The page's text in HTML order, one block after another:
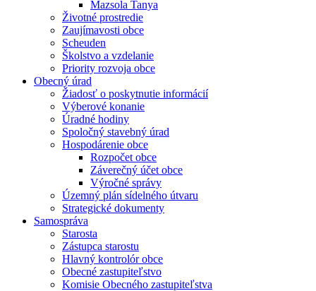
Mazsola Tanya
Životné prostredie
Zaujímavosti obce
Scheuden
Školstvo a vzdelanie
Priority rozvoja obce
Obecný úrad
Žiadosť o poskytnutie informácií
Výberové konanie
Úradné hodiny
Spoločný stavebný úrad
Hospodárenie obce
Rozpočet obce
Záverečný účet obce
Výročné správy
Územný plán sídelného útvaru
Strategické dokumenty
Samospráva
Starosta
Zástupca starostu
Hlavný kontrolór obce
Obecné zastupiteľstvo
Komisie Obecného zastupiteľstva